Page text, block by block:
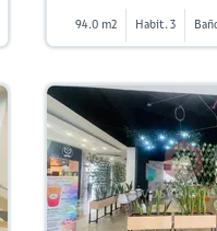
94.0 m2 Habit. 3